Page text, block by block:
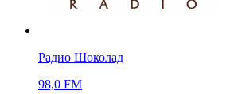
Радио Шоколад
98,0 FM